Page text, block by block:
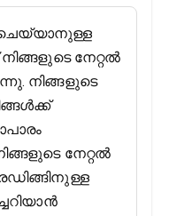
ചെയ്യാനുള്ള
നേറ്റൽ
നിങ്ങളുടെ
നേറ്റൽ